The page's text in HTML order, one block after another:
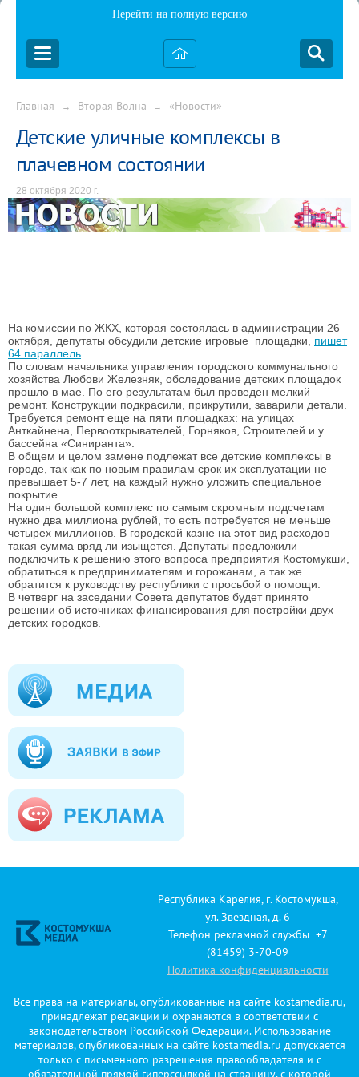
Перейти на полную версию
Главная → Вторая Волна → «Новости»
Детские уличные комплексы в
плачевном состоянии
28 октября 2020 г.
На комиссии по ЖКХ, которая состоялась в администрации 26
октября, депутаты обсудили детские игровые площадки, пишет
64 параллель
По словам начальника управления городского коммунального
хозяйства Любови Железняк, обследование детских площадок
прошло в мае. По его результатам был проведен мелкий
ремонт. Конструкции подкрасили, прикрутили, заварили детали.
Требуется ремонт еще на пяти площадках: на улицах
Анткайнена, Первооткрывателей, Горняков, Строителей и у
бассейна «Синиранта».
В общем и целом замене подлежат все детские комплексы в
городе, так как по новым правилам срок их эксплуатации не
превышает 5-7 лет, на каждый нужно уложить специальное
покрытие.
На один большой комплекс по самым скромным подсчетам
нужно два миллиона рублей, то есть потребуется не меньше
четырех миллионов. В городской казне на этот вид расходов
такая сумма вряд ли изыщется. Депутаты предложили
подключить к решению этого вопроса предприятия Костомукши,
обратиться к предпринимателям и горожанам, а так же
обратится к руководству республики с просьбой о помощи.
В четверг на заседании Совета депутатов будет принято
решении об источниках финансирования для постройки двух
детских городков.
Республика Карелия, г. Костомукша,
ул. Звёздная, д. 6
Телефон рекламной службы +7
(81459) 3-70-09
Политика конфиденциальности
Все права на материалы, опубликованные на сайте kostamedia.ru,
принадлежат редакции и охраняются в соответствии с
законодательством Российской Федерации. Использование
материалов, опубликованных на сайте kostamedia.ru допускается
только с письменного разрешения правообладателя и с
обязательной прямой гиперссылкой на страницу, с которой